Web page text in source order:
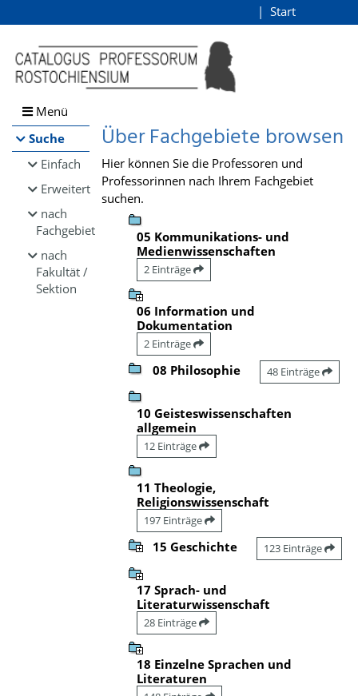
Browsen
direkt zum Inhalt
Start
Menü
Suche
Einfach
Erweitert
nach
Fachgebiet
nach
Fakultät /
Sektion
Über Fachgebiete browsen
Hier können Sie die Professoren und
Professorinnen nach Ihrem Fachgebiet
suchen.
05 Kommunikations- und
Medienwissenschaften
2 Einträge
06 Information und
Dokumentation
2 Einträge
08 Philosophie 48 Einträge
10 Geisteswissenschaften
allgemein
12 Einträge
11 Theologie,
Religionswissenschaft
197 Einträge
15 Geschichte 123 Einträge
17 Sprach- und
Literaturwissenschaft
28 Einträge
18 Einzelne Sprachen und
Literaturen